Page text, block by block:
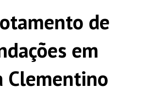
de
em
Clementino